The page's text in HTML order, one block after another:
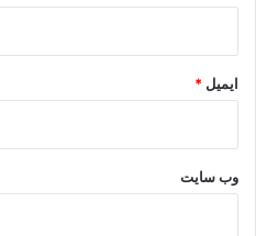
ایمیل *
وب‌ سایت